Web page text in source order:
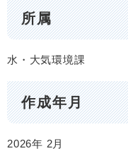
所属
水・大気環境課
作成年月
2026年 2月